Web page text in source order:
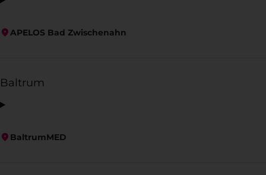
APELOS Bad Zwischenahn
Baltrum
BaltrumMED